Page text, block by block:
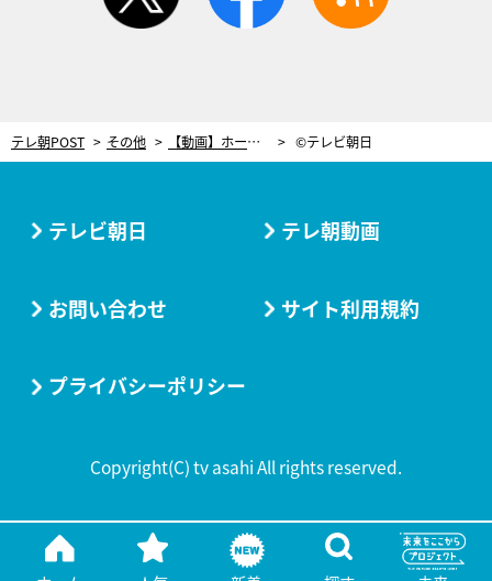
テレ朝POST その他 【動画】ホールインワンに歓喜する木梨憲武！『スポーツ王』放送間近、注目のゴルフ対決 ©テレビ朝日
テレビ朝日 テレ朝動画
お問い合わせ サイト利用規約
プライバシーポリシー
Copyright(C) tv asahi All rights reserved.